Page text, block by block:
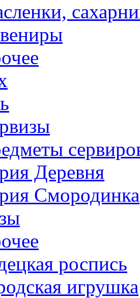
Деревня
Смородинка
роспись
игрушка